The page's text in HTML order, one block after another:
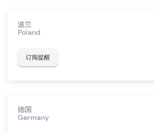
波兰
Poland
订阅提醒
德国
Germany